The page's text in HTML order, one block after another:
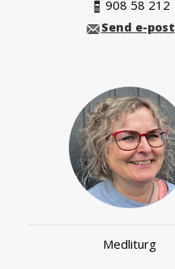
908 58 212
Send e-post
Medliturg